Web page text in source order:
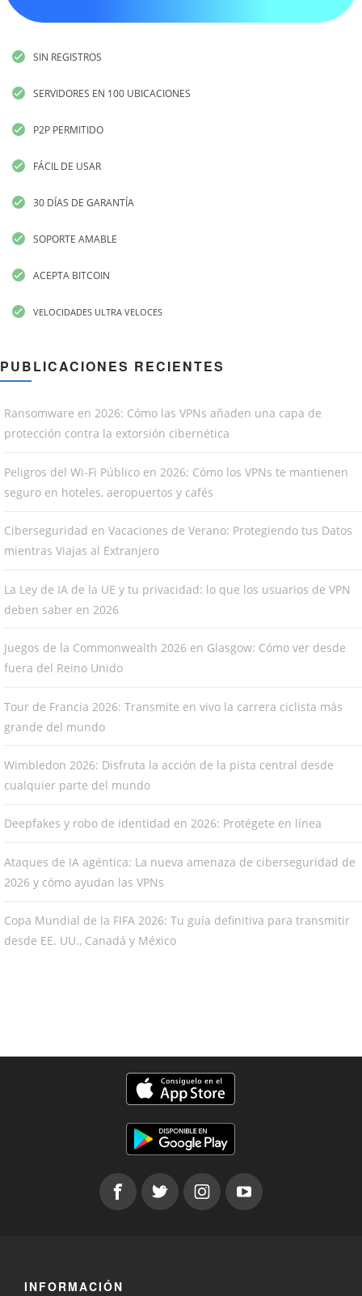
SIN REGISTROS
SERVIDORES EN 100 UBICACIONES
P2P PERMITIDO
FÁCIL DE USAR
30 DÍAS DE GARANTÍA
SOPORTE AMABLE
ACEPTA BITCOIN
VELOCIDADES ULTRA VELOCES
PUBLICACIONES RECIENTES
Ransomware en 2026: Cómo las VPNs añaden una capa de
protección contra la extorsión cibernética
Peligros del Wi-Fi Público en 2026: Cómo los VPNs te mantienen
seguro en hoteles, aeropuertos y cafés
Ciberseguridad en Vacaciones de Verano: Protegiendo tus Datos
mientras Viajas al Extranjero
La Ley de IA de la UE y tu privacidad: lo que los usuarios de VPN
deben saber en 2026
Juegos de la Commonwealth 2026 en Glasgow: Cómo ver desde
fuera del Reino Unido
Tour de Francia 2026: Transmite en vivo la carrera ciclista más
grande del mundo
Wimbledon 2026: Disfruta la acción de la pista central desde
cualquier parte del mundo
Deepfakes y robo de identidad en 2026: Protégete en línea
Ataques de IA agéntica: La nueva amenaza de ciberseguridad de
2026 y cómo ayudan las VPNs
Copa Mundial de la FIFA 2026: Tu guía definitiva para transmitir
desde EE. UU., Canadá y México
INFORMACIÓN